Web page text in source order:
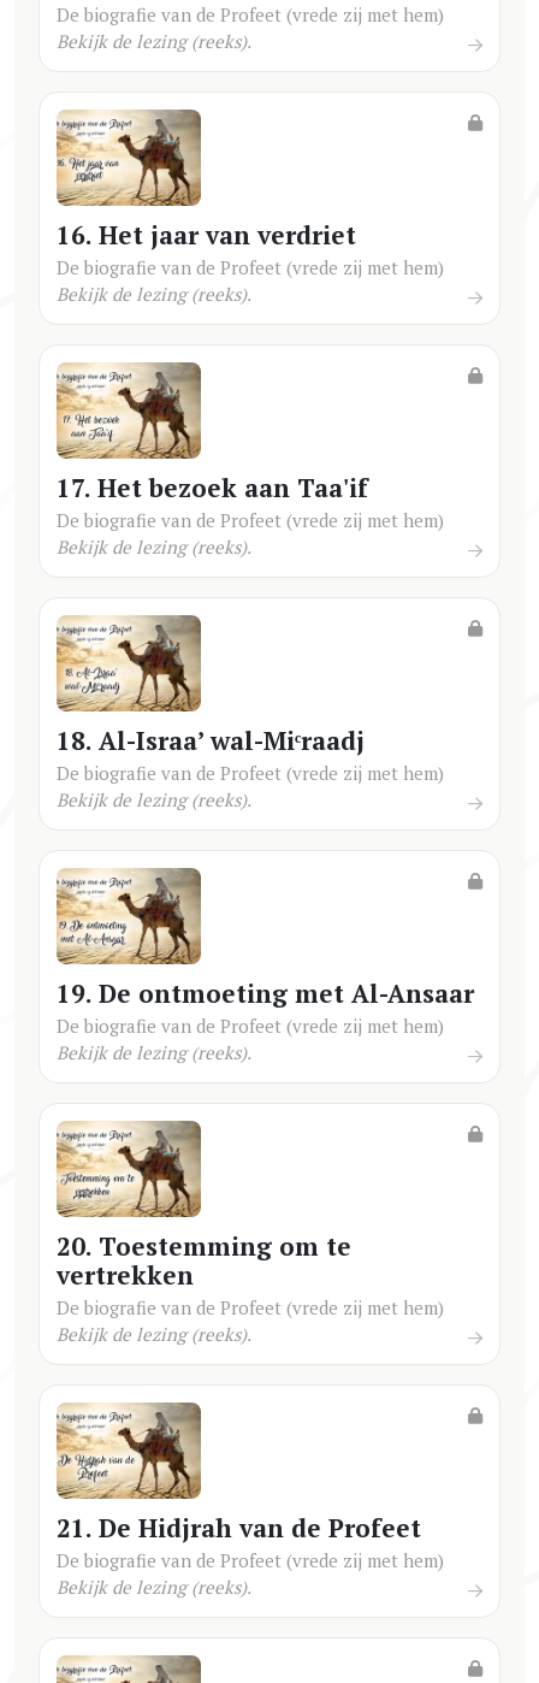
De biografie van de Profeet (vrede zij met hem)
Bekijk de lezing (reeks).
16. Het jaar van verdriet
De biografie van de Profeet (vrede zij met hem)
Bekijk de lezing (reeks).
17. Het bezoek aan Taa'if
De biografie van de Profeet (vrede zij met hem)
Bekijk de lezing (reeks).
18. Al-Israa’ wal-Miᶜraadj
De biografie van de Profeet (vrede zij met hem)
Bekijk de lezing (reeks).
19. De ontmoeting met Al-Ansaar
De biografie van de Profeet (vrede zij met hem)
Bekijk de lezing (reeks).
20. Toestemming om te
vertrekken
De biografie van de Profeet (vrede zij met hem)
Bekijk de lezing (reeks).
21. De Hidjrah van de Profeet
De biografie van de Profeet (vrede zij met hem)
Bekijk de lezing (reeks).